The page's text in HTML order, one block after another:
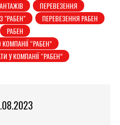
ПЕРЕВЕЗЕННЯ
"РАБЕН"
ПЕРЕВЕЗЕННЯ РАБЕН
РАБЕН
“РАБЕН”
У КОМПАНІЇ “РАБЕН”